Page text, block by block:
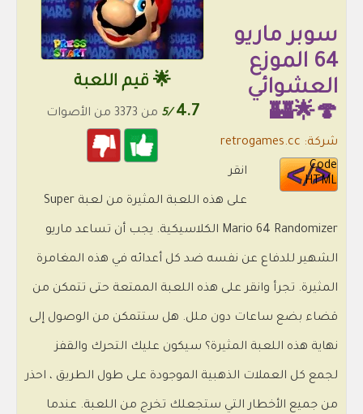
🌟 قيم اللعبة
4.7
/5 من 3373 من الأصوات
سوبر ماريو
64 الموزع
العشوائي
🍄🌟🏰
شركة: retrogames.cc
Code
HTML
انقر
على هذه اللعبة المثيرة من لعبة Super
Mario 64 Randomizer الكلاسيكية. يجب أن تساعد ماريو
الشهير للدفاع عن نفسه ضد كل أعدائه في هذه المغامرة
المثيرة. تجرأ وانقر على هذه اللعبة الممتعة حتى تتمكن من
قضاء بضع ساعات دون ملل. هل ستتمكن من الوصول إلى
نهاية هذه اللعبة المثيرة؟ سيكون عليك التحرك والقفز
لجمع كل العملات الذهبية الموجودة على طول الطريق ، احذر
من جميع الأخطار التي ستجعلك تخرج من اللعبة. عندما